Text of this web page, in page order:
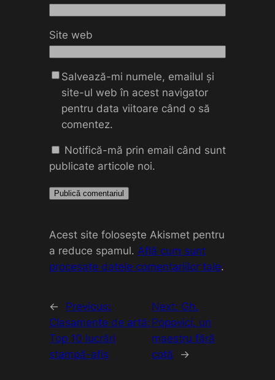
Site web
Salvează-mi numele, emailul și
site-ul web în acest navigator
pentru data viitoare când o să
comentez.
Notifică-mă prin email când sunt
publicate articole noi.
Acest site folosește Akismet pentru
a reduce spamul. Află cum sunt
procesate datele comentariilor tale.
←
Previous:
Clasamente de artă:
Top 10 lucrări
stampă-afiş
Next: Gh.
Popovici, un
maestru fără
cotă
→